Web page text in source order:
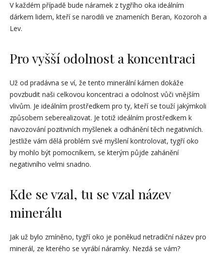
V každém případě bude náramek z tygřího oka ideálním
dárkem lidem, kteří se narodili ve znameních Beran, Kozoroh a
Lev.
Pro vyšší odolnost a koncentraci
Už od pradávna se ví, že tento minerální kámen dokáže
povzbudit naši celkovou koncentraci a odolnost vůči vnějším
vlivům. Je ideálním prostředkem pro ty, kteří se touží jakýmkoli
způsobem seberealizovat. Je totiž ideálním prostředkem k
navozování pozitivních myšlenek a odhánění těch negativních.
Jestliže vám dělá problém své myšlení kontrolovat, tygří oko
by mohlo být pomocníkem, se kterým půjde zahánění
negativního velmi snadno.
Kde se vzal, tu se vzal název
minerálu
Jak už bylo zmíněno, tygří oko je poněkud netradiční název pro
minerál, ze kterého se vyrábí náramky. Nezdá se vám?